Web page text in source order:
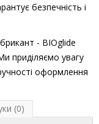
безпечність і
- BIOglide
приділяємо увагу
оформлення
(0)